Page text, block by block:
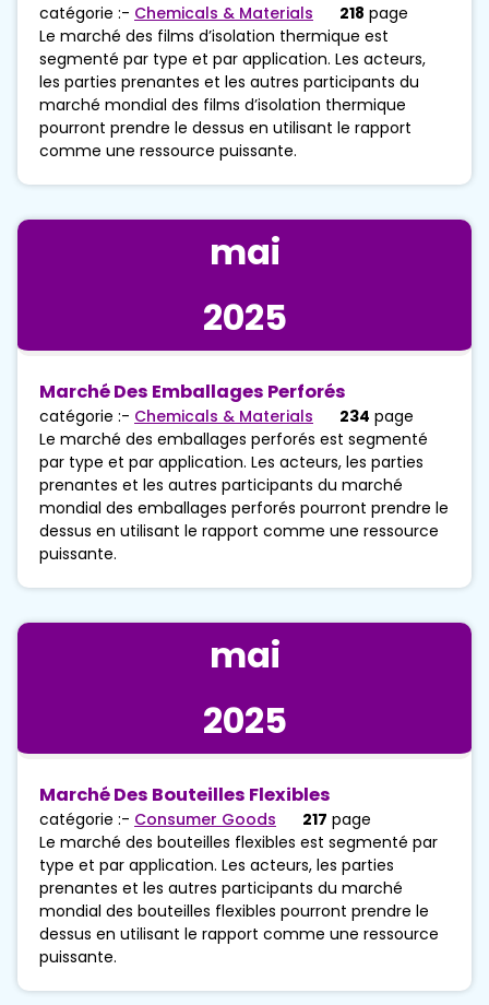
catégorie :- Chemicals & Materials 218 page
Le marché des films d’isolation thermique est
segmenté par type et par application. Les acteurs,
les parties prenantes et les autres participants du
marché mondial des films d’isolation thermique
pourront prendre le dessus en utilisant le rapport
comme une ressource puissante.
mai
2025
Marché Des Emballages Perforés
catégorie :- Chemicals & Materials 234 page
Le marché des emballages perforés est segmenté
par type et par application. Les acteurs, les parties
prenantes et les autres participants du marché
mondial des emballages perforés pourront prendre le
dessus en utilisant le rapport comme une ressource
puissante.
mai
2025
Marché Des Bouteilles Flexibles
catégorie :- Consumer Goods 217 page
Le marché des bouteilles flexibles est segmenté par
type et par application. Les acteurs, les parties
prenantes et les autres participants du marché
mondial des bouteilles flexibles pourront prendre le
dessus en utilisant le rapport comme une ressource
puissante.